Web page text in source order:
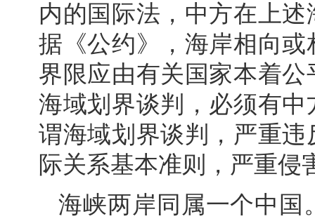
内的国际法，中方在上
据《公约》，海岸相向
界限应由有关国家本着
海域划界谈判，必须有
谓海域划界谈判，严重
际关系基本准则，严重侵
海峡两岸同属一个中国